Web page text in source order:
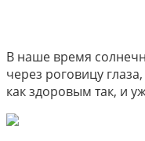
В наше время
через роговицу
как здоровым так, и